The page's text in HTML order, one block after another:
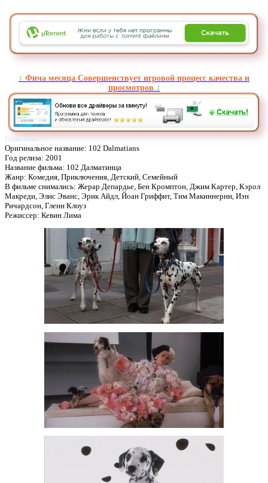
↕️ Фича месяца Совершенствует игровой процесс качества и
просмотров ↕️
Описание:
Оригинальное название: 102 Dalmatians
Год релиза: 2001
Название фильма: 102 Далматинца
Жанр: Комедия, Приключения, Детский, Семейный
В фильме снимались: Жерар Депардье, Бен Кромптон, Джим Картер, Кэрол
Макреди, Элис Эванс, Эрик Айдл, Йоан Гриффит, Тим Макиннерни, Иэн
Ричардсон, Гленн Клоуз
Режиссер: Кевин Лима